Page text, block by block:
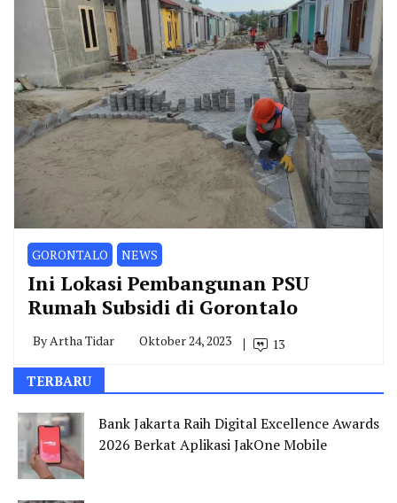
GORONTALO NEWS
Ini Lokasi Pembangunan PSU
Rumah Subsidi di Gorontalo
ByArtha Tidar Oktober 24, 2023 13
TERBARU
Bank Jakarta Raih Digital Excellence Awards
2026 Berkat Aplikasi JakOne Mobile